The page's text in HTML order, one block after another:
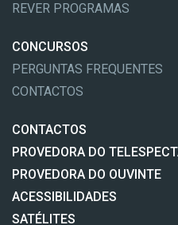
REVER PROGRAMAS
CONCURSOS
PERGUNTAS FREQUENTES
CONTACTOS
CONTACTOS
PROVEDORA DO
PROVEDORA DO OUVINTE
ACESSIBILIDADES
SATÉLITES